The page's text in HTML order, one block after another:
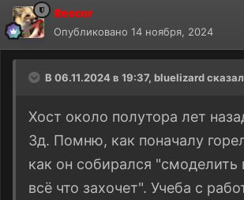
Rescor
Опубликовано 14 ноября, 2024
В 06.11.2024 в 19:37, bluelizard
Хост около полутора лет
3д. Помню, как поначалу
как он собирался
всё что захочет". Учеба с